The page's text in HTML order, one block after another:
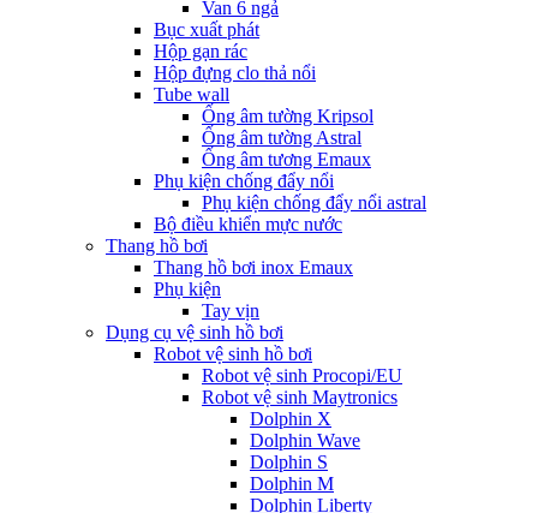
Van 6 ngả
Bục xuất phát
Hộp gạn rác
Hộp đựng clo thả nổi
Tube wall
Ống âm tường Kripsol
Ống âm tường Astral
Ống âm tương Emaux
Phụ kiện chống đẩy nổi
Phụ kiện chống đẩy nổi astral
Bộ điều khiển mực nước
Thang hồ bơi
Thang hồ bơi inox Emaux
Phụ kiện
Tay vịn
Dụng cụ vệ sinh hồ bơi
Robot vệ sinh hồ bơi
Robot vệ sinh Procopi/EU
Robot vệ sinh Maytronics
Dolphin X
Dolphin Wave
Dolphin S
Dolphin M
Dolphin Liberty